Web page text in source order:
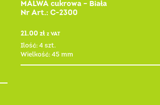
MALWA cukrowa – Biała
Nr Art.: C-2300
21.00 zł z VAT
Ilość: 4 szt.
Wielkość: 45 mm